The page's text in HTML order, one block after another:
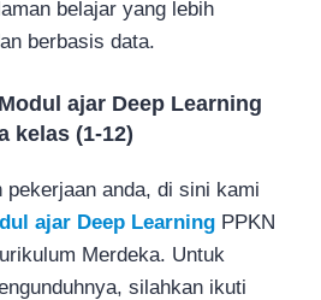
belajar yang lebih
berbasis data.
ajar Deep Learning
kelas (1-12)
pekerjaan anda, di sini kami
ajar Deep Learning PPKN
Merdeka. Untuk
silahkan ikuti